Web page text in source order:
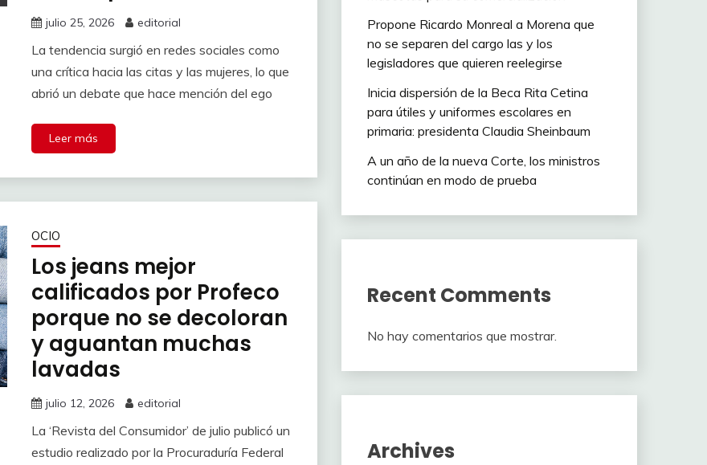
julio 25, 2026 editorial
La tendencia surgió en redes sociales como
una crítica hacia las citas y las mujeres, lo que
abrió un debate que hace mención del ego
Leer más
OCIO
Los jeans mejor
calificados por Profeco
porque no se decoloran
y aguantan muchas
lavadas
julio 12, 2026 editorial
La ‘Revista del Consumidor’ de julio publicó un
estudio realizado por la Procuraduría Federal
Propone Ricardo Monreal a Morena que
no se separen del cargo las y los
legisladores que quieren reelegirse
Inicia dispersión de la Beca Rita Cetina
para útiles y uniformes escolares en
primaria: presidenta Claudia Sheinbaum
A un año de la nueva Corte, los ministros
continúan en modo de prueba
Recent Comments
No hay comentarios que mostrar.
Archives